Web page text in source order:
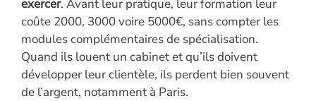
exercer. Avant leur pratique, leur formation leur
coûte 2000, 3000 voire 5000€, sans compter les
modules complémentaires de spécialisation.
Quand ils louent un cabinet et qu’ils doivent
développer leur clientèle, ils perdent bien souvent
de l’argent, notamment à Paris.